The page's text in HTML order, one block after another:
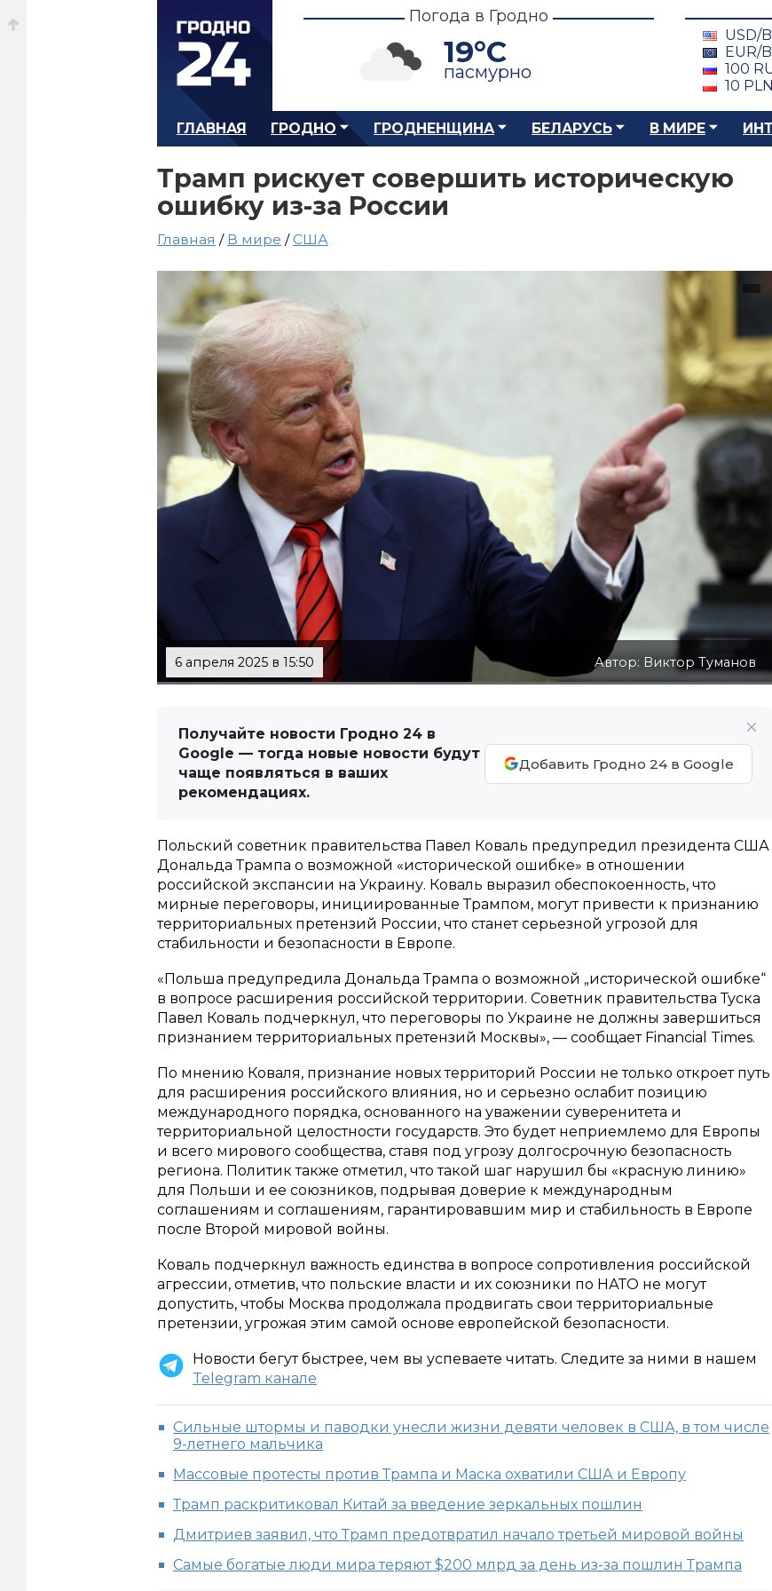
Погода в Гродно
19°C
пасмурно
USD/
EUR/
100
10
ГЛАВНАЯ ГРОДНО ГРОДНЕНЩИНА БЕЛАРУСЬ В МИРЕ
Трамп рискует совершить историческую
ошибку из-за России
Главная / В мире /США
6 апреля 2025 в 15:50 Автор: Виктор Туманов
Получайте новости Гродно 24 в
Google — тогда новые новости будут
чаще появляться в ваших
рекомендациях.
Добавить Гродно 24 в Google
Польский советник правительства Павел Коваль предупредил президента США
Дональда Трампа о возможной «исторической ошибке» в отношении
российской экспансии на Украину. Коваль выразил обеспокоенность, что
мирные переговоры, инициированные Трампом, могут привести к признанию
территориальных претензий России, что станет серьезной угрозой для
стабильности и безопасности в Европе.
«Польша предупредила Дональда Трампа о возможной „исторической ошибке“
в вопросе расширения российской территории. Советник правительства Туска
Павел Коваль подчеркнул, что переговоры по Украине не должны завершиться
признанием территориальных претензий Москвы», — сообщает Financial Times.
По мнению Коваля, признание новых территорий России не только откроет путь
для расширения российского влияния, но и серьезно ослабит позицию
международного порядка, основанного на уважении суверенитета и
территориальной целостности государств. Это будет неприемлемо для Европы
и всего мирового сообщества, ставя под угрозу долгосрочную безопасность
региона. Политик также отметил, что такой шаг нарушил бы «красную линию»
для Польши и ее союзников, подрывая доверие к международным
соглашениям и соглашениям, гарантировавшим мир и стабильность в Европе
после Второй мировой войны.
Коваль подчеркнул важность единства в вопросе сопротивления российской
агрессии, отметив, что польские власти и их союзники по НАТО не могут
допустить, чтобы Москва продолжала продвигать свои территориальные
претензии, угрожая этим самой основе европейской безопасности.
Новости бегут быстрее, чем вы успеваете читать. Следите за ними в нашем
Telegram канале
Сильные штормы и паводки унесли жизни девяти человек в США, в том числе
9-летнего мальчика
Массовые протесты против Трампа и Маска охватили США и Европу
Трамп раскритиковал Китай за введение зеркальных пошлин
Дмитриев заявил, что Трамп предотвратил начало третьей мировой войны
Cамые богатые люди мира теряют $200 млрд за день из-за пошлин Трампа